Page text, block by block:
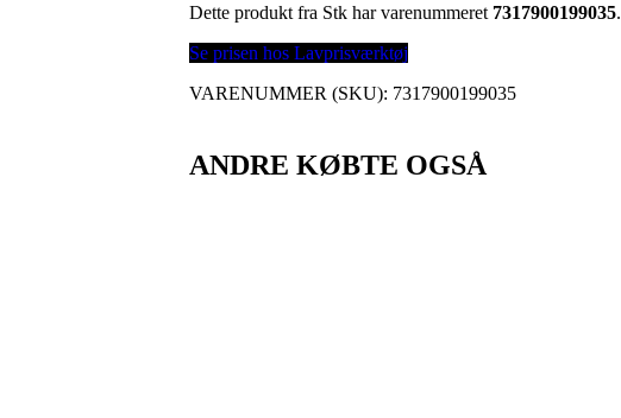
Dette produkt fra Stk har varenummeret 7317900199035.
Se prisen hos Lavprisværktøj
VARENUMMER (SKU): 7317900199035
ANDRE KØBTE OGSÅ